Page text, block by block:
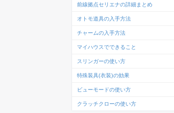
前線拠点セリエナの詳細まとめ
オトモ道具の入手方法
チャームの入手方法
マイハウスでできること
スリンガーの使い方
特殊装具(衣装)の効果
ビューモードの使い方
クラッチクローの使い方